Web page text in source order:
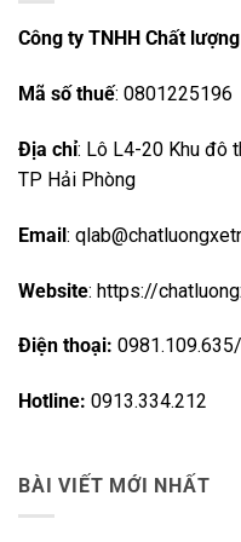
Công ty TNHH Chất
Mã số thuế: 0801225196
Địa chỉ: Lô L4-20 Khu đô
TP Hải Phòng
Email:
Website: https://
Điện thoại:
Hotline: 0913.334.212
BÀI VIẾT MỚI NHẤT